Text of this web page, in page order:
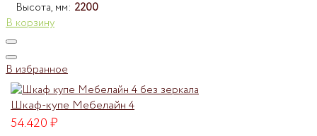
Высота, мм: 2200
В корзину
В избранное
Шкаф-купе Мебелайн 4
54.420₽